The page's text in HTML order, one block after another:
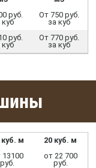
руб.
куб
От 750 руб.
за куб
руб.
куб
От 770 руб.
за куб
куб. м
20 куб. м
13100
руб.
от 22 700
руб.